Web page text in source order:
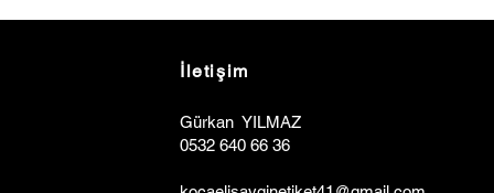
İletişim
Gürkan YILMAZ
0532 640 66 36